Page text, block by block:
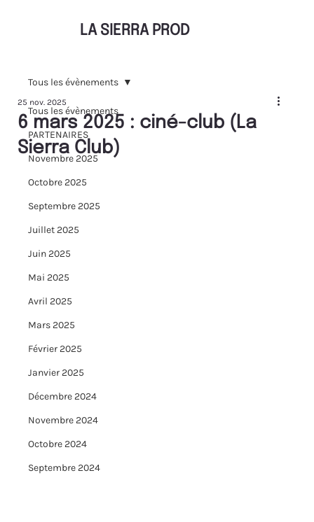
LA SIERRA PROD
Tous les évènements
PARTENAIRES
Novembre 2025
Octobre 2025
Septembre 2025
Juillet 2025
Juin 2025
Mai 2025
Avril 2025
Mars 2025
Février 2025
Janvier 2025
Décembre 2024
Novembre 2024
Octobre 2024
Septembre 2024
Tous les évènements
6 mars 2025 : ciné-club (La
Sierra Club)
25 nov. 2025